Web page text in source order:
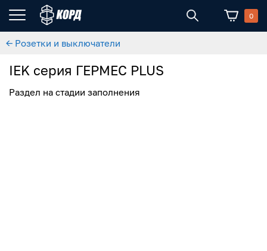
0
← Розетки и выключатели
IEK серия ГЕРМЕС PLUS
Раздел на стадии заполнения